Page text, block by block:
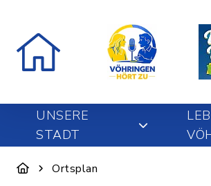
UNSERE
STADT
Ortsplan